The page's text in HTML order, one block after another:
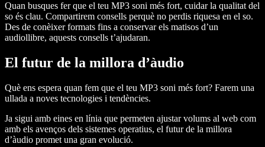
Quan busques fer que el teu MP3 soni més fort, cuidar la qualitat del
so és clau. Compartirem consells perquè no perdis riquesa en el so.
Des de conèixer formats fins a conservar els matisos d’un
audiollibre, aquests consells t’ajudaran.
El futur de la millora d’àudio
Què ens espera quan fem que el teu MP3 soni més fort? Farem una
ullada a noves tecnologies i tendències.
Ja sigui amb eines en línia que permeten ajustar volums al web com
amb els avenços dels sistemes operatius, el futur de la millora
d’àudio promet una gran evolució.